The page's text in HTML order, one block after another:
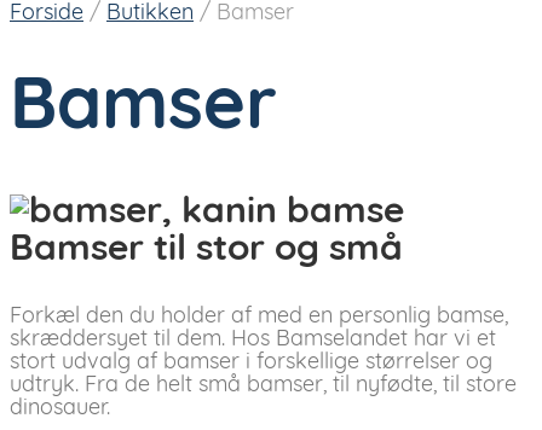
Forside / Butikken / Bamser
Bamser
Bamser til stor og små
Forkæl den du holder af med en personlig bamse,
skræddersyet til dem. Hos Bamselandet har vi et
stort udvalg af bamser i forskellige størrelser og
udtryk. Fra de helt små bamser, til nyfødte, til store
dinosauer.